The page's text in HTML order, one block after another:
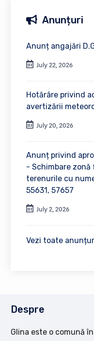
Anunțuri
Anunț angajări
July 22, 2026
Hotărâre privind
avertizării
July 20, 2026
Anunț privind
- Schimbare
terenurile cu
55631, 57657
July 2, 2026
Vezi toate
Despre
Glina este o comună